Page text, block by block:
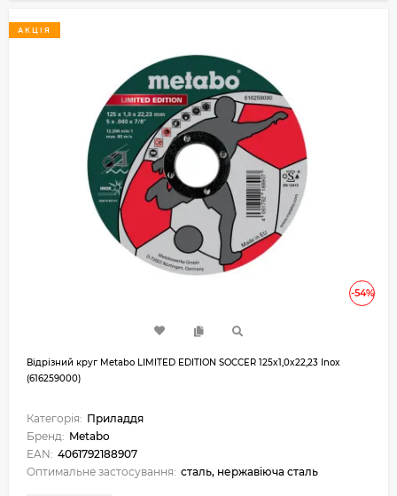
-54%
АКЦІЯ
Відрізний круг Metabo LIMITED EDITION SOCCER 125x1,0x22,23 Inox
(616259000)
Категорія: Приладдя
Бренд: Metabo
EAN: 4061792188907
Оптимальне застосування: сталь, нержавіюча сталь